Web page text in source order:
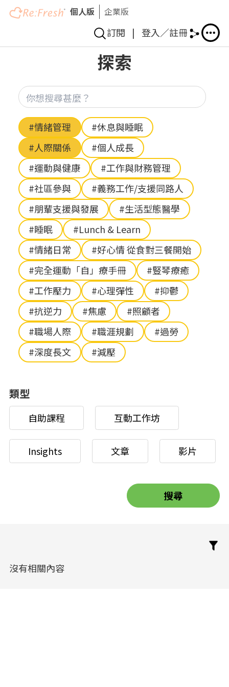
移
個人版 企業版
訂閱 | 登入／註冊
探索
Hashtag
#情緒管理
#休息與睡眠
#人際關係
#個人成長
#運動與健康
#工作與財務管理
#社區參與
#義務工作/支援同路人
#朋輩支援與發展
#生活型態醫學
#睡眠
#Lunch & Learn
#情緒日常
#好心情 從食對三餐開始
#完全運動「自」療手冊
#豎琴療癒
#工作壓力
#心理彈性
#抑鬱
#抗逆力
#焦慮
#照顧者
#職場人際
#職涯規劃
#過勞
#深度長文
#減壓
類型
自助課程 互動工作坊
Insights 文章 影片
沒有相關內容